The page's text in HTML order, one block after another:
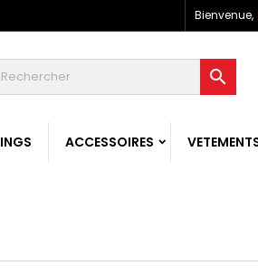
Bienvenue,

ACCESSOIRES